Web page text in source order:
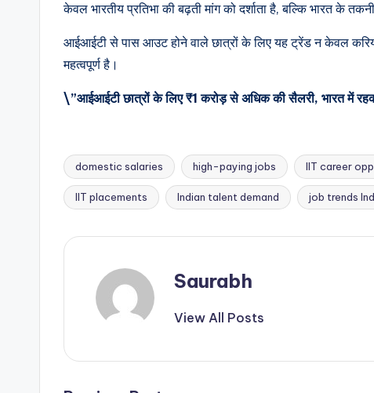
केवल भारतीय प्रतिभा की बढ़ती मांग को दर्शाता है, बल्कि भारत के
आईआईटी से पास आउट होने वाले छात्रों के लिए यह ट्रेंड न केवल
महत्वपूर्ण है।
\”आईआईटी छात्रों के लिए ₹1 करोड़ से अधिक की सैलरी, भारत में
Tags:
domestic salaries high-paying jobs IIT career
IIT placements Indian talent demand job trends
Saurabh
View All Posts